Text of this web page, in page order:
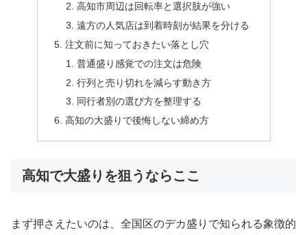
高知市周辺は回転率と選択肢が強い
遠方の人気店は到着時刻が結果を分ける
注文前に知っておきたい落とし穴
普通盛り感覚での注文は危険
行列と売り切れを減らす動き方
同行者別の選び方を整理する
高知の大盛りで後悔しない締め方
高知で大盛りを狙うならここ
まず押さえたいのは、全国区のデカ盛りで知られる象徴的